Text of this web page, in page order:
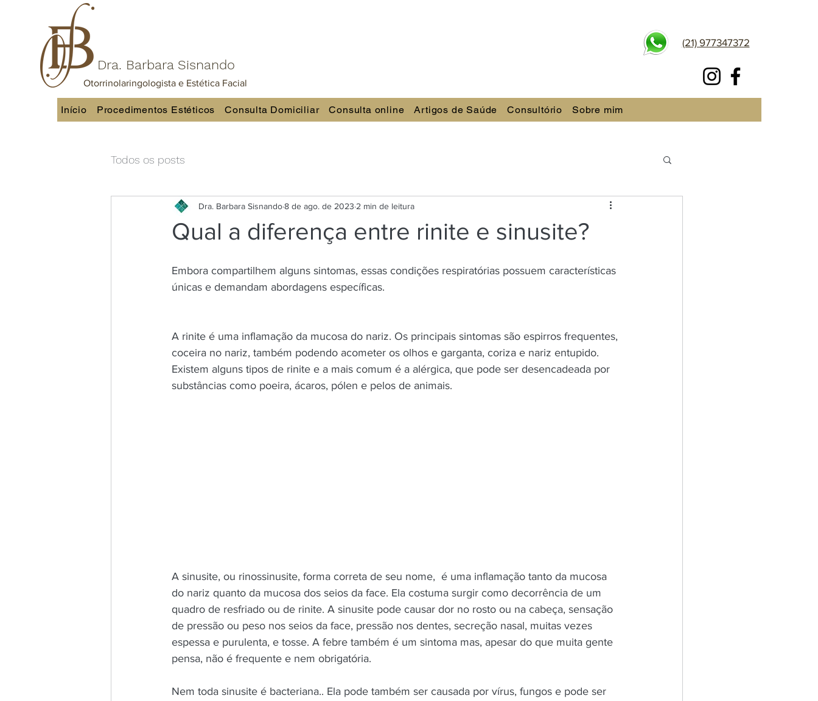
Dra. Barbara Sisnando
Otorrinolaringologista e Estética Facial
(21) 977347372
Início Procedimentos Estéticos Consulta Domiciliar Consulta online Artigos de Saúde Consultório Sobre mim
Todos os posts
Qual a diferença entre rinite e sinusite?
Dra. Barbara Sisnando8 de ago. de 2023 2 min de leitura
Embora compartilhem alguns sintomas, essas condições respiratórias possuem características
únicas e demandam abordagens específicas.
A rinite é uma inflamação da mucosa do nariz. Os principais sintomas são espirros frequentes,
coceira no nariz, também podendo acometer os olhos e garganta, coriza e nariz entupido.
Existem alguns tipos de rinite e a mais comum é a alérgica, que pode ser desencadeada por
substâncias como poeira, ácaros, pólen e pelos de animais.
A sinusite, ou rinossinusite, forma correta de seu nome,  é uma inflamação tanto da mucosa
do nariz quanto da mucosa dos seios da face. Ela costuma surgir como decorrência de um
quadro de resfriado ou de rinite. A sinusite pode causar dor no rosto ou na cabeça, sensação
de pressão ou peso nos seios da face, pressão nos dentes, secreção nasal, muitas vezes
espessa e purulenta, e tosse. A febre também é um sintoma mas, apesar do que muita gente
pensa, não é frequente e nem obrigatória.
Nem toda sinusite é bacteriana.. Ela pode também ser causada por vírus, fungos e pode ser